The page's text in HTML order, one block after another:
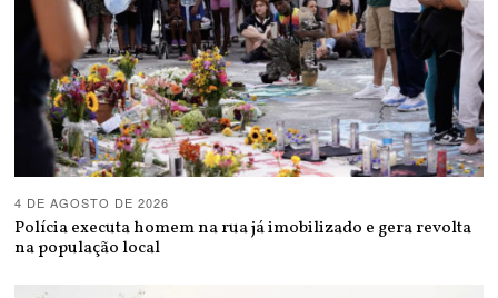
4 DE AGOSTO DE 2026
Polícia executa homem na rua já imobilizado e gera revolta
na população local